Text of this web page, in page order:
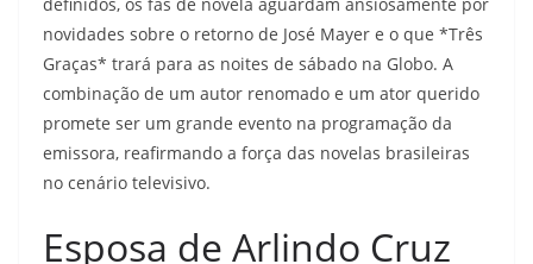
novidades sobre o retorno de José Mayer e o que *Três
Graças* trará para as noites de sábado na Globo. A
combinação de um autor renomado e um ator querido
promete ser um grande evento na programação da
emissora, reafirmando a força das novelas brasileiras
no cenário televisivo.
Esposa de Arlindo Cruz